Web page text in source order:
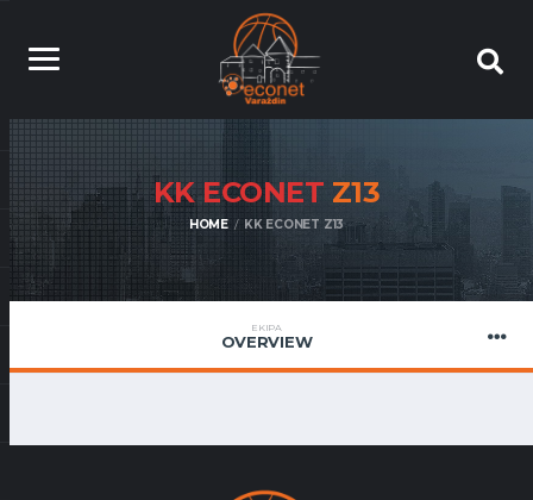
KK ECONET Z13
HOME KK ECONET Z13
EKIPA
OVERVIEW